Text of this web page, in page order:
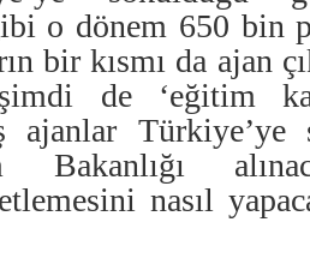
o dönem 650 bin
bir kısmı da ajan
de ‘eğitim
ajanlar Türkiye’ye
nasıl